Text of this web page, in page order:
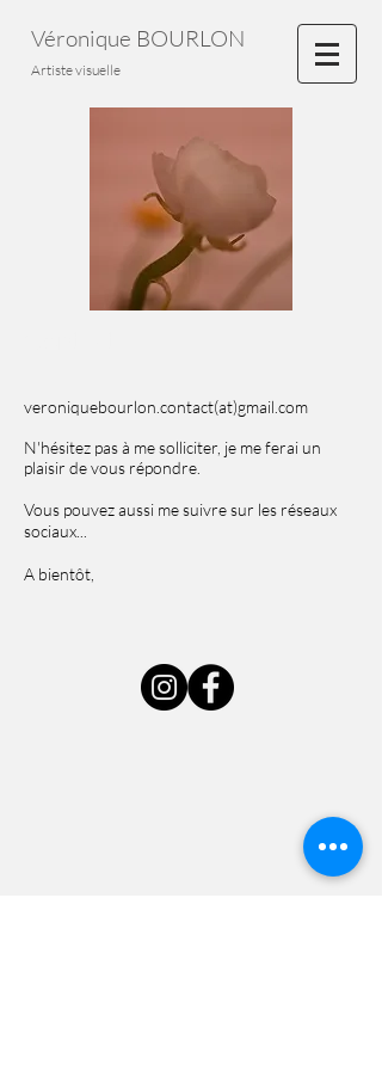
Véronique BOURLON
Artiste visuelle
veroniquebourlon.contact(at)gmail.com
N'hésitez pas à me solliciter, je me ferai un
plaisir de vous répondre.
Vous pouvez aussi me suivre sur les réseaux
sociaux...
A bientôt,